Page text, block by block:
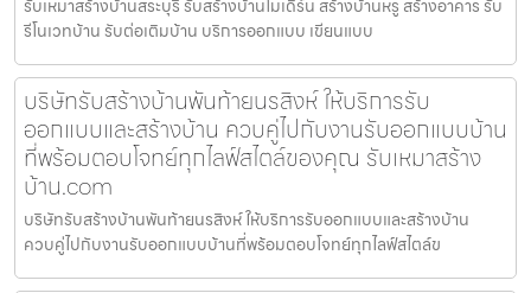
รับเหมาสร้างบ้านสระบุรี รับสร้างบ้านโมเดิร์น สร้างบ้านหรู สร้างอาคาร รับ
รีโนเวทบ้าน รับต่อเติมบ้าน บริการออกแบบ เขียนแบบ
บริษัทรับสร้างบ้านพันท้ายนรสิงห์ ให้บริการรับ
ออกแบบและสร้างบ้าน ควบคู่ไปกับงานรับออกแบบบ้าน
ที่พร้อมตอบโจทย์ทุกไลฟ์สไตล์ของคุณ รับเหมาสร้าง
บ้าน.com
บริษัทรับสร้างบ้านพันท้ายนรสิงห์ ให้บริการรับออกแบบและสร้างบ้าน
ควบคู่ไปกับงานรับออกแบบบ้านที่พร้อมตอบโจทย์ทุกไลฟ์สไตล์ข